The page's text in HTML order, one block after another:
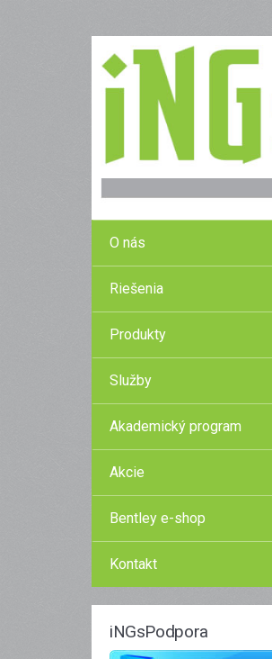
O nás
Riešenia
Produkty
Služby
Akademický program
Akcie
Bentley e-shop
Kontakt
iNGsPodpora